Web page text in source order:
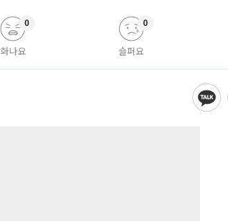
화나요
0
슬퍼요
0